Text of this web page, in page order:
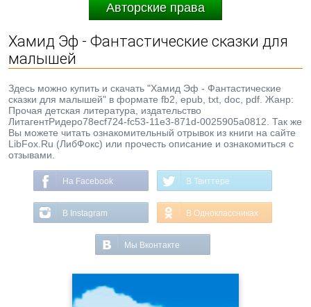
Авторские права
Хамид Эф - Фантастические сказки для
малышей
Здесь можно купить и скачать "Хамид Эф - Фантастические
сказки для малышей" в формате fb2, epub, txt, doc, pdf. Жанр:
Прочая детская литература, издательство
ЛитагентРидеро78ecf724-fc53-11e3-871d-0025905a0812. Так же
Вы можете читать ознакомительный отрывок из книги на сайте
LibFox.Ru (ЛибФокс) или прочесть описание и ознакомиться с
отзывами.
На Facebook В Твиттере
В Instagram В Одноклассниках
Мы Вконтакте